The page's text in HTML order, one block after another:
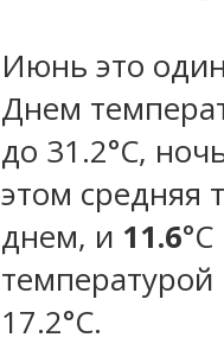
Июнь это
Днем
до 31.2°C,
этом средняя
днем, и 11.6
температурой
17.2°С.